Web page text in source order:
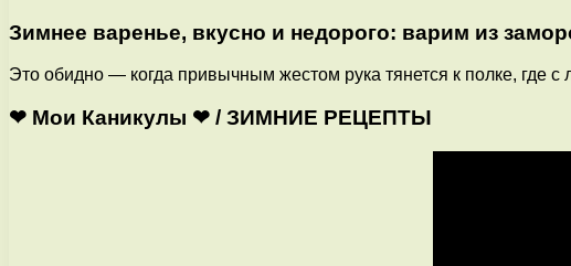
Зимнее варенье, вкусно и недорого: варим из
Это обидно — когда привычным жестом рука тянется к полке, где с
❤ Мои Каникулы ❤ / ЗИМНИЕ РЕЦЕПТЫ